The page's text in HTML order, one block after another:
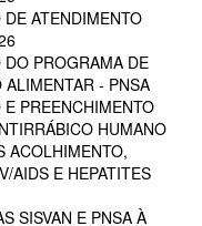
ATENDIMENTO
PROGRAMA DE
- PNSA
PREENCHIMENTO
HUMANO
ACOLHIMENTO,
AIDS E HEPATITES
SISVAN E PNSA À